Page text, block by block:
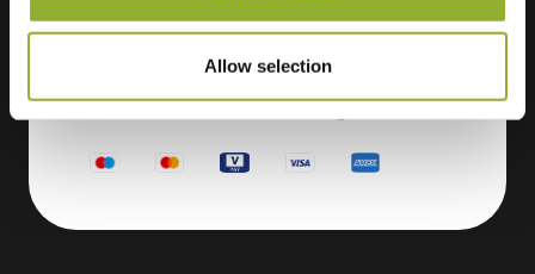
Allow selection
Ekstra information
Vi accepterer: American Express,
Mastercard, VISA, Chargecard,